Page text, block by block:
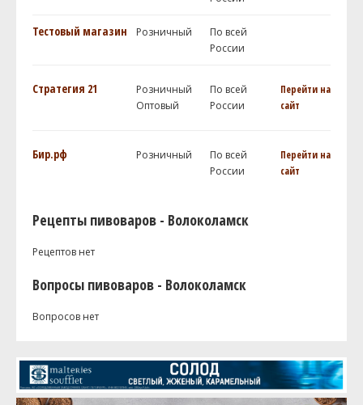
Тестовый магазин Розничный
По всей
России
Стратегия 21
Розничный
Оптовый
По всей
России
Перейти на
сайт
Бир.рф Розничный
По всей
России
Перейти на
сайт
Рецепты пивоваров - Волоколамск
Рецептов нет
Вопросы пивоваров - Волоколамск
Вопросов нет